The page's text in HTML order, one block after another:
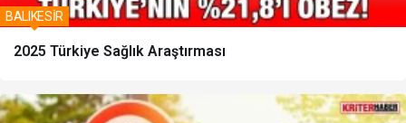
2025 Türkiye Sağlık Araştırması
BALIKESİR